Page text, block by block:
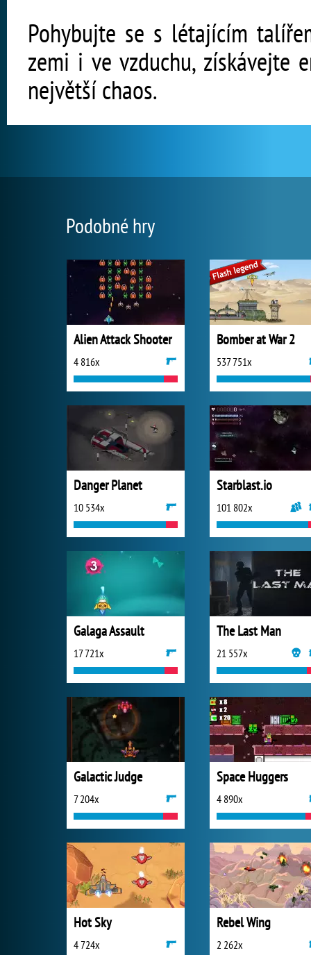
Pohybujte se s létajícím
zemi i ve vzduchu, získávejte
největší chaos.
Podobné hry
Alien Attack Shooter
4 816x
Bomber at War 2
537 751x
Danger Planet
10 534x
Starblast.io
101 802x
Galaga Assault
17 721x
The Last Man
21 557x
Galactic Judge
7 204x
Space Huggers
4 890x
Hot Sky
4 724x
Rebel Wing
2 262x